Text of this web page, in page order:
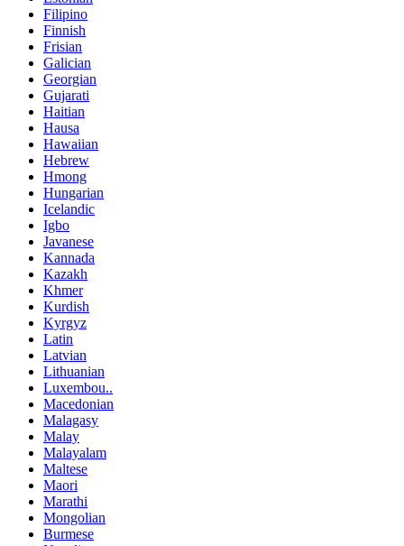
Filipino
Finnish
Frisian
Galician
Georgian
Gujarati
Haitian
Hausa
Hawaiian
Hebrew
Hmong
Hungarian
Icelandic
Igbo
Javanese
Kannada
Kazakh
Khmer
Kurdish
Kyrgyz
Latin
Latvian
Lithuanian
Luxembou..
Macedonian
Malagasy
Malay
Malayalam
Maltese
Maori
Marathi
Mongolian
Burmese